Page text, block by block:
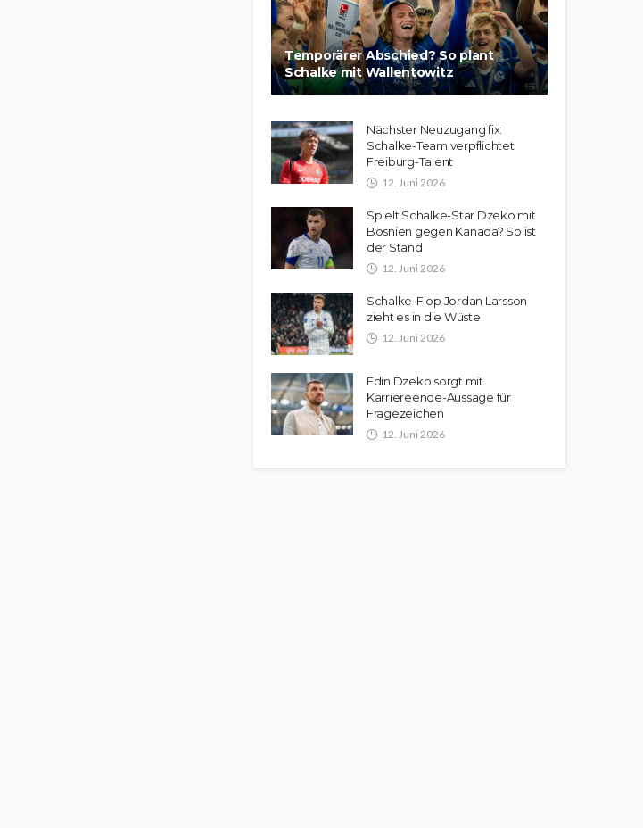
Temporärer Abschied? So plant
Schalke mit Wallentowitz
Nächster Neuzugang fix:
Schalke-Team verpflichtet
Freiburg-Talent
12. Juni 2026
Spielt Schalke-Star Dzeko mit
Bosnien gegen Kanada? So ist
der Stand
12. Juni 2026
Schalke-Flop Jordan Larsson
zieht es in die Wüste
12. Juni 2026
Edin Dzeko sorgt mit
Karriereende-Aussage für
Fragezeichen
12. Juni 2026